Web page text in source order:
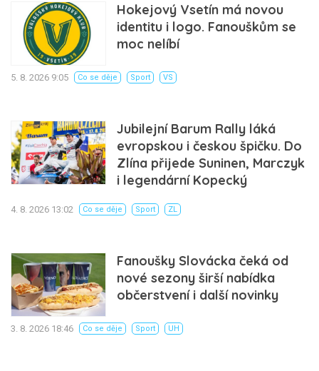
Hokejový Vsetín má novou
identitu i logo. Fanouškům se
moc nelíbí
5. 8. 2026 9:05 Co se děje Sport VS
Jubilejní Barum Rally láká
evropskou i českou špičku. Do
Zlína přijede Suninen, Marczyk
i legendární Kopecký
4. 8. 2026 13:02 Co se děje Sport ZL
Fanoušky Slovácka čeká od
nové sezony širší nabídka
občerstvení i další novinky
3. 8. 2026 18:46 Co se děje Sport UH